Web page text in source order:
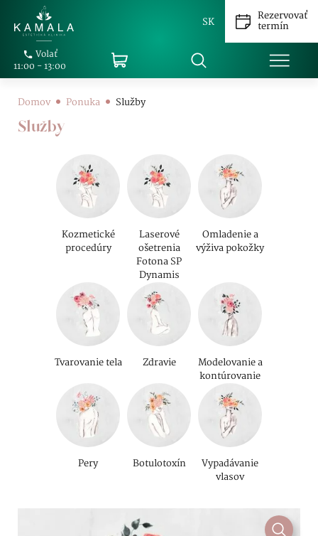
SK
Volať
11:00 - 13:00
Rezervovať
termín
Služby
Domov Ponuka Služby
Kozmetické
procedúry
Laserové
ošetrenia
Fotona SP
Dynamis
Omladenie a
výživa pokožky
Tvarovanie tela Zdravie
Modelovanie a
kontúrovanie
Pery Botulotoxín
Vypadávanie
vlasov